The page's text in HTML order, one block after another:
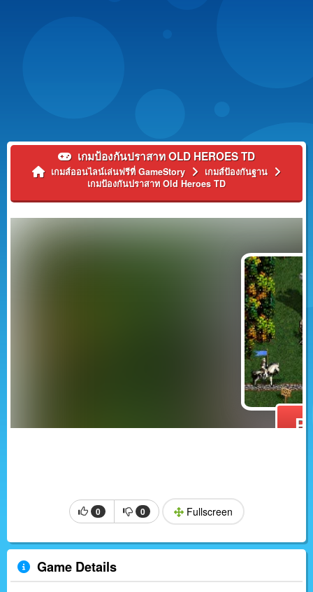
เกมป้องกันปราสาท OLD HEROES TD
เกมส์ออนไลน์เล่นฟรีที่ GameStory
เกมส์ป้องกันฐาน
เกมป้องกันปราสาท Old Heroes TD
0 0 Fullscreen
Game Details